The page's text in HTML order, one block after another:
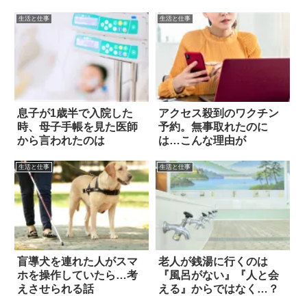
生活と仕事
息子が1歳半で入院した
時、母子手帳を見た医師
から言われたのは
生活と仕事
アクセス殺到のワクチン
予約。無事取れたのに
は…こんな理由が
生活と仕事
盲導犬を連れた人がスマ
ホを操作していたら…考
えさせられる話
生活と仕事
老人が銭湯に行くのは
『風呂がない』『人と会
える』からではなく…？